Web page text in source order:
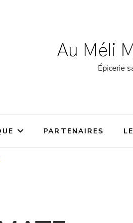
Au Méli
Épicerie
PARTENAIRES